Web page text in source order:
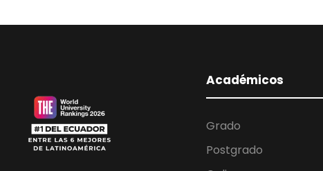
Académicos
Grado
Postgrado